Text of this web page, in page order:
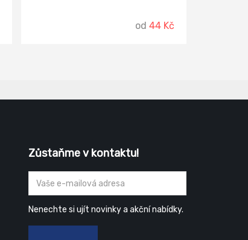
od 44 Kč
Zůstaňme v kontaktu!
Nenechte si ujít novinky a akční nabídky.